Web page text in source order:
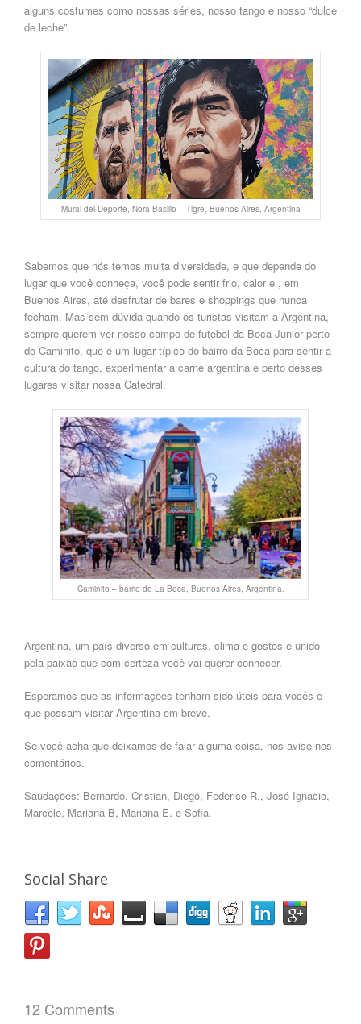
alguns costumes como nossas séries, nosso tango e nosso “dulce
de leche”.
Mural del Deporte, Nora Basilio – Tigre, Buenos Aires, Argentina
Sabemos que nós temos muita diversidade, e que depende do
lugar que você conheça, você pode sentir frio, calor e , em
Buenos Aires, até desfrutar de bares e shoppings que nunca
fecham. Mas sem dúvida quando os turistas visitam a Argentina,
sempre querem ver nosso campo de futebol da Boca Junior perto
do Caminito, que é um lugar típico do bairro da Boca para sentir a
cultura do tango, experimentar a carne argentina e perto desses
lugares visitar nossa Catedral.
Caminito – barrio de La Boca, Buenos Aires, Argentina.
Argentina, um país diverso em culturas, clima e gostos e unido
pela paixão que com certeza você vai querer conhecer.
Esperamos que as informações tenham sido úteis para vocês e
que possam visitar Argentina em breve.
Se você acha que deixamos de falar alguma coisa, nos avise nos
comentários.
Saudações: Bernardo, Cristian, Diego, Federico R., José Ignacio,
Marcelo, Mariana B, Mariana E. e Sofia.
Social Share
12 Comments